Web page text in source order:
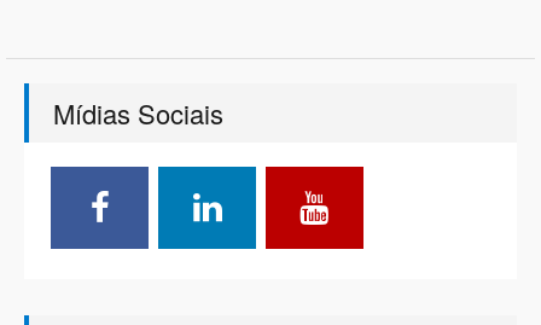
Mídias Sociais